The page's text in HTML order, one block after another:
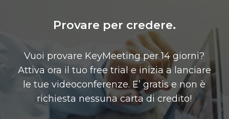
Provare per credere.
Vuoi provare KeyMeeting per 14 giorni?
Attiva ora il tuo free trial e inizia a lanciare
le tue videoconferenze. E’ gratis e non è
richiesta nessuna carta di credito!